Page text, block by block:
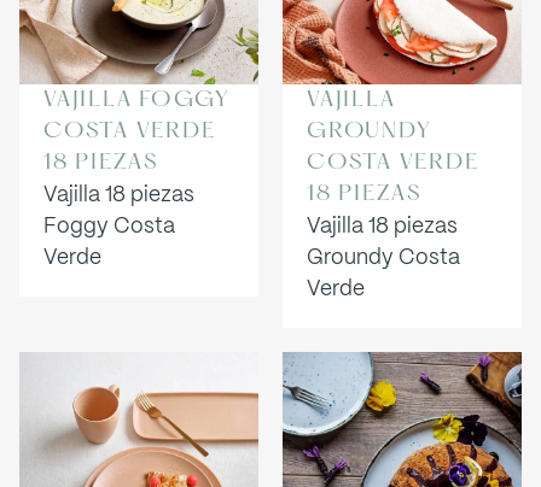
VAJILLA FOGGY
COSTA VERDE
18 PIEZAS
Vajilla 18 piezas
Foggy Costa
Verde
VAJILLA
GROUNDY
COSTA VERDE
18 PIEZAS
Vajilla 18 piezas
Groundy Costa
Verde